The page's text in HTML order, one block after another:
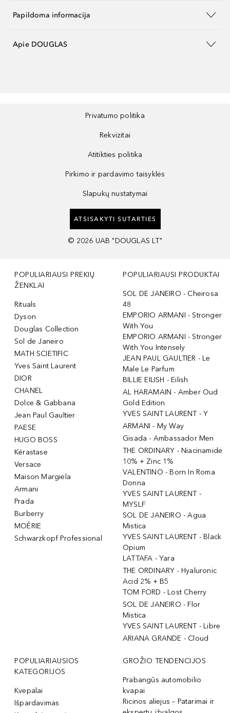
Papildoma informacija
Apie DOUGLAS
Privatumo politika
Rekvizitai
Atitikties politika
Pirkimo ir pardavimo taisyklės
Slapukų nustatymai
ATSISAKYTI SUTARTIES
© 2026 UAB "DOUGLAS LT"
POPULIARIAUSI PREKIŲ
ŽENKLAI
Rituals
Dyson
Douglas Collection
Sol de Janeiro
MATH SCIETIFIC
Yves Saint Laurent
DIOR
CHANEL
Dolce & Gabbana
Jean Paul Gaultier
PAESE
HUGO BOSS
Kérastase
Versace
Maison Margiela
Armani
Prada
Burberry
MOÉRIE
Schwarzkopf Professional
POPULIARIAUSI PRODUKTAI
SOL DE JANEIRO - Cheirosa
48
EMPORIO ARMANI - Stronger
With You
EMPORIO ARMANI - Stronger
With You Intensely
JEAN PAUL GAULTIER - Le
Male Le Parfum
BILLIE EILISH - Eilish
AL HARAMAIN - Amber Oud
Gold Edition
YVES SAINT LAURENT - Y
ARMANI - My Way
Gisada - Ambassador Men
THE ORDINARY - Niacinamide
10% + Zinc 1%
VALENTINO - Born In Roma
Donna
YVES SAINT LAURENT -
MYSLF
SOL DE JANEIRO - Agua
Mistica
YVES SAINT LAURENT - Black
Opium
LATTAFA - Yara
THE ORDINARY - Hyaluronic
Acid 2% + B5
TOM FORD - Lost Cherry
SOL DE JANEIRO - Flor
Mistica
YVES SAINT LAURENT - Libre
ARIANA GRANDE - Cloud
POPULIARIAUSIOS
KATEGORIJOS
Kvepalai
Išpardavimas
GROŽIO TENDENCIJOS
Prabangūs automobilio
kvapai
Ricinos aliejus – Patarimai ir